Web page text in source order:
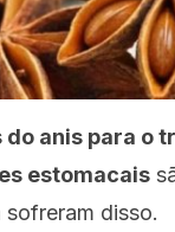
do anis para o
estomacais
sofreram disso.